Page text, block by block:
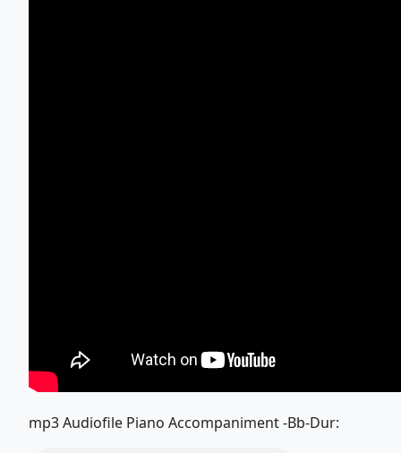
mp3 Audiofile Piano Accompaniment -Bb-Dur: